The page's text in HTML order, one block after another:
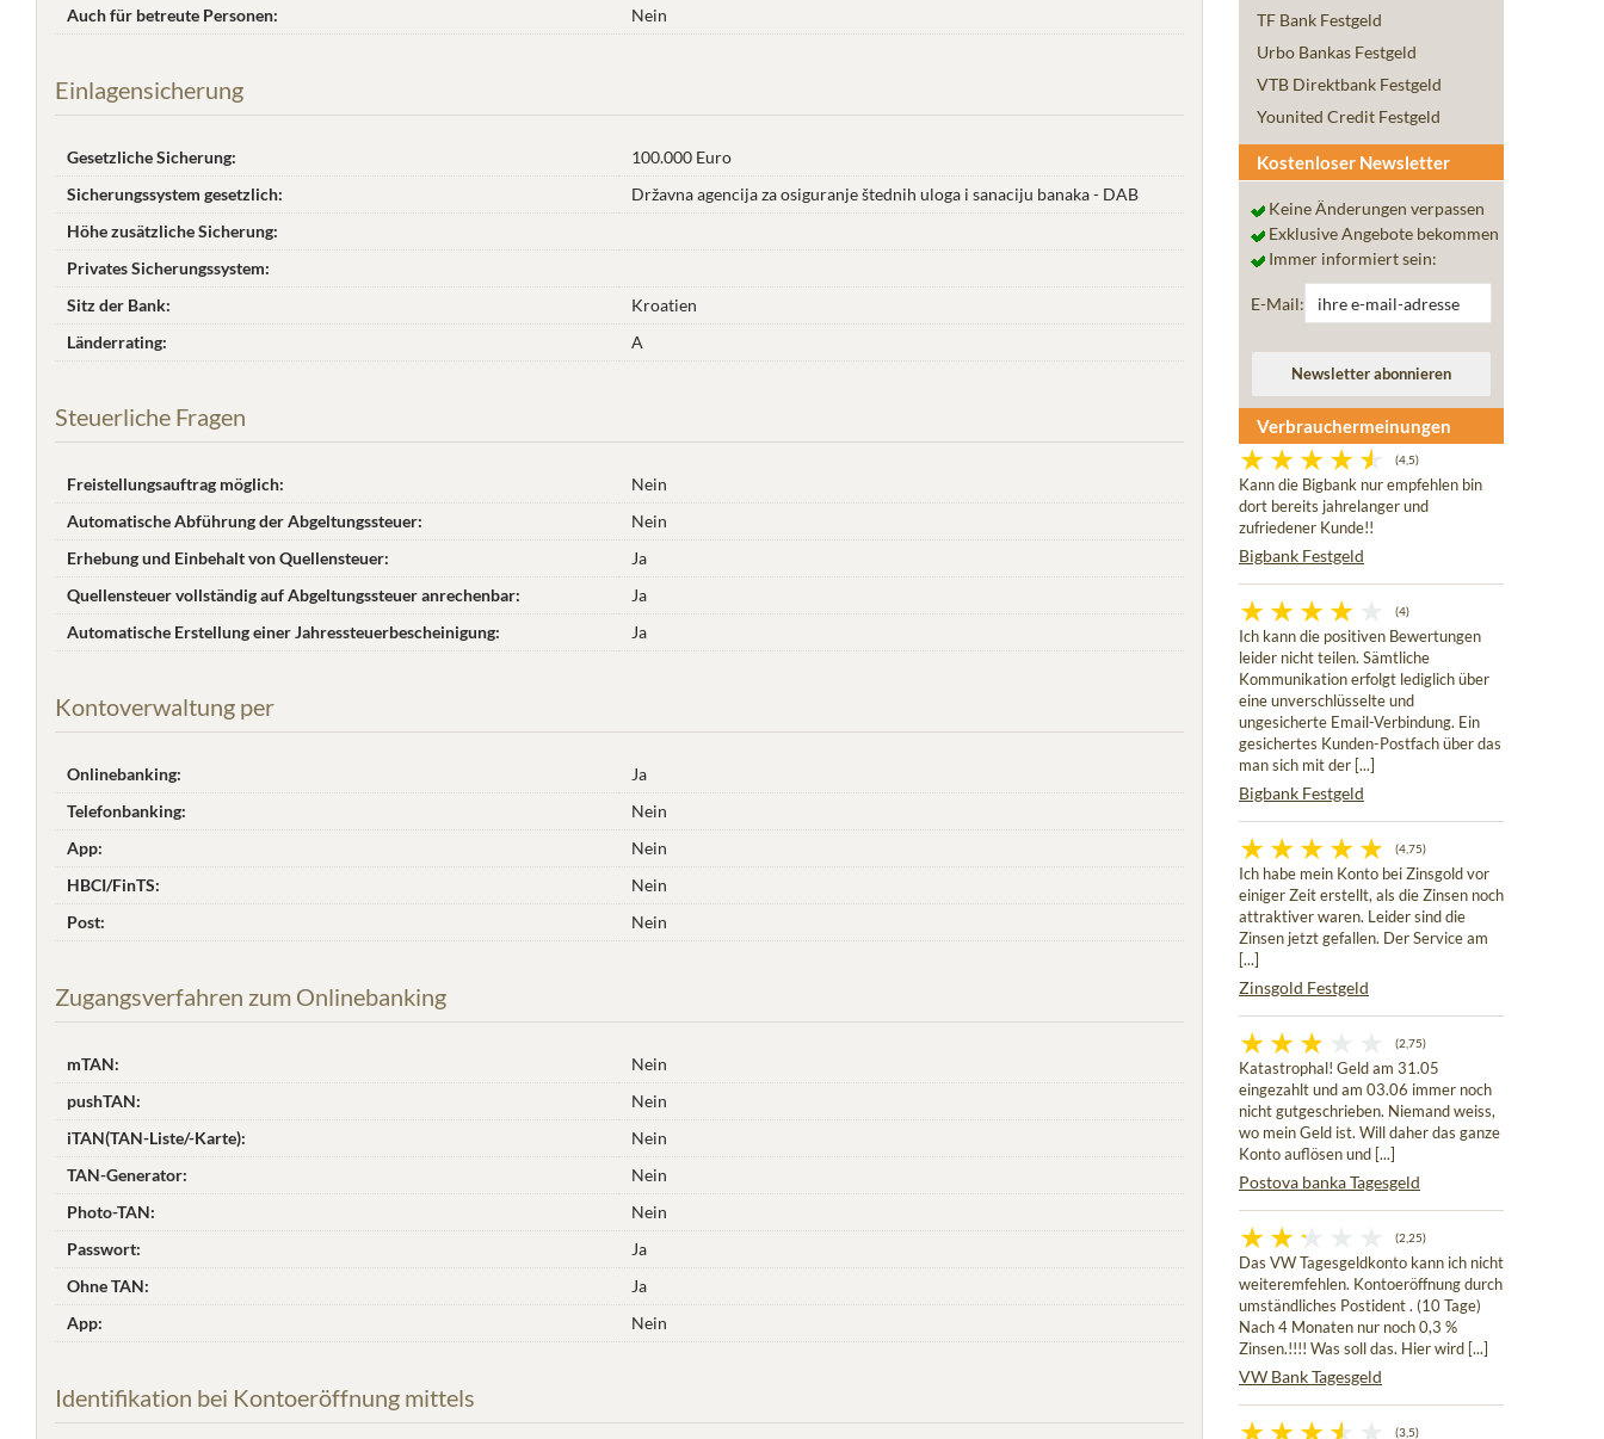
Auch für betreute Personen:
Nein
Einlagensicherung
Gesetzliche Sicherung:
100.000 Euro
Sicherungssystem gesetzlich:
Državna agencija za osiguranje štednih uloga i sanaciju banaka - DAB
Höhe zusätzliche Sicherung:
Privates Sicherungssystem:
Sitz der Bank:
Kroatien
Länderrating:
A
Steuerliche Fragen
Freistellungsauftrag möglich:
Nein
Automatische Abführung der Abgeltungssteuer:
Nein
Erhebung und Einbehalt von Quellensteuer:
Ja
Quellensteuer vollständig auf Abgeltungssteuer anrechenbar:
Ja
Automatische Erstellung einer Jahres­steuer­bescheinigung:
Ja
Kontoverwaltung per
Onlinebanking:
Ja
Telefonbanking:
Nein
App:
Nein
HBCI/FinTS:
Nein
Post:
Nein
Zugangsverfahren zum Onlinebanking
mTAN:
Nein
pushTAN:
Nein
iTAN(TAN-Liste/-Karte):
Nein
TAN-Generator:
Nein
Photo-TAN:
Nein
Passwort:
Ja
Ohne TAN:
Ja
App:
Nein
Identifikation bei Kontoeröffnung mittels
TF Bank Festgeld
Urbo Bankas Festgeld
VTB Direktbank Festgeld
Younited Credit Festgeld
Kostenloser Newsletter
Keine Änderungen verpassen
Exklusive Angebote bekommen
Immer informiert sein:
E-Mail:
Verbrauchermeinungen
(4,5)
Kann die Bigbank nur empfehlen bin
dort bereits jahrelanger und
zufriedener Kunde!!
Bigbank Festgeld
(4)
Ich kann die positiven Bewertungen
leider nicht teilen. Sämtliche
Kommunikation erfolgt lediglich über
eine unverschlüsselte und
ungesicherte Email-Verbindung. Ein
gesichertes Kunden-Postfach über das
man sich mit der [...]
Bigbank Festgeld
(4,75)
Ich habe mein Konto bei Zinsgold vor
einiger Zeit erstellt, als die Zinsen noch
attraktiver waren. Leider sind die
Zinsen jetzt gefallen. Der Service am
[...]
Zinsgold Festgeld
(2,75)
Katastrophal! Geld am 31.05
eingezahlt und am 03.06 immer noch
nicht gutgeschrieben. Niemand weiss,
wo mein Geld ist. Will daher das ganze
Konto auflösen und [...]
Postova banka Tagesgeld
(2,25)
Das VW Tagesgeldkonto kann ich nicht
weiteremfehlen. Kontoeröffnung durch
umständliches Postident . (10 Tage)
Nach 4 Monaten nur noch 0,3 %
Zinsen.!!!! Was soll das. Hier wird [...]
VW Bank Tagesgeld
(3,5)